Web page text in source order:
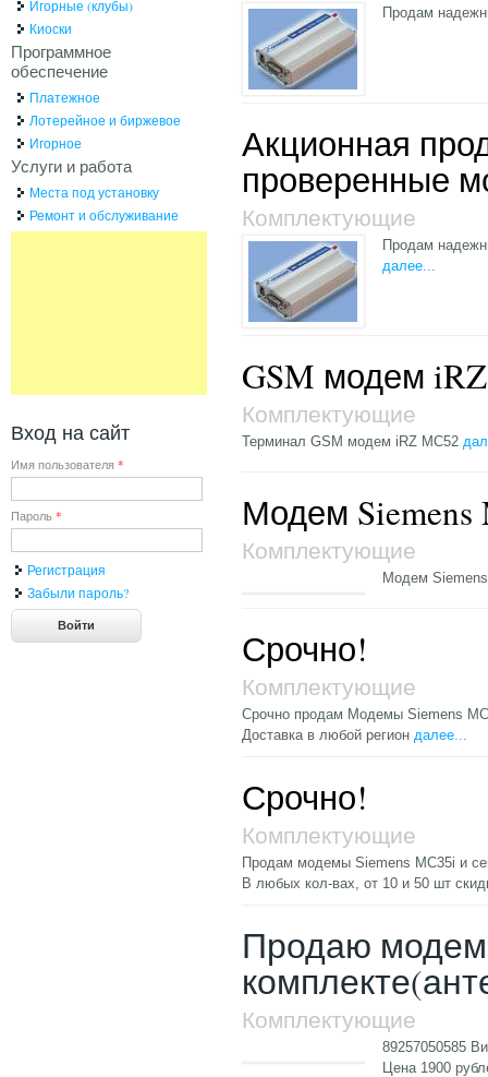
Продам
Акционная
проверенные
Комплектующие
Продам
далее...
GSM модем
Комплектующие
Терминал GSM модем iRZ MC52
Модем Siemens
Комплектующие
Модем
Срочно!
Комплектующие
Срочно продам Модемы Siemens
Доставка в любой регион далее...
Срочно!
Комплектующие
Продам модемы Siemens MC35i и
В любых кол-вах, от 10 и 50 шт
Продаю
Комплектующие
89257050585
Цена 1900
Игорные (клубы)
Киоски
Программное
обеспечение
Платежное
Лотерейное и биржевое
Игорное
Услуги и работа
Места под установку
Ремонт и обслуживание
Вход на сайт
Имя пользователя *
Пароль *
Регистрация
Забыли пароль?